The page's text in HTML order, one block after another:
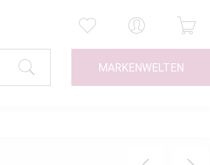
MARKENWELTEN